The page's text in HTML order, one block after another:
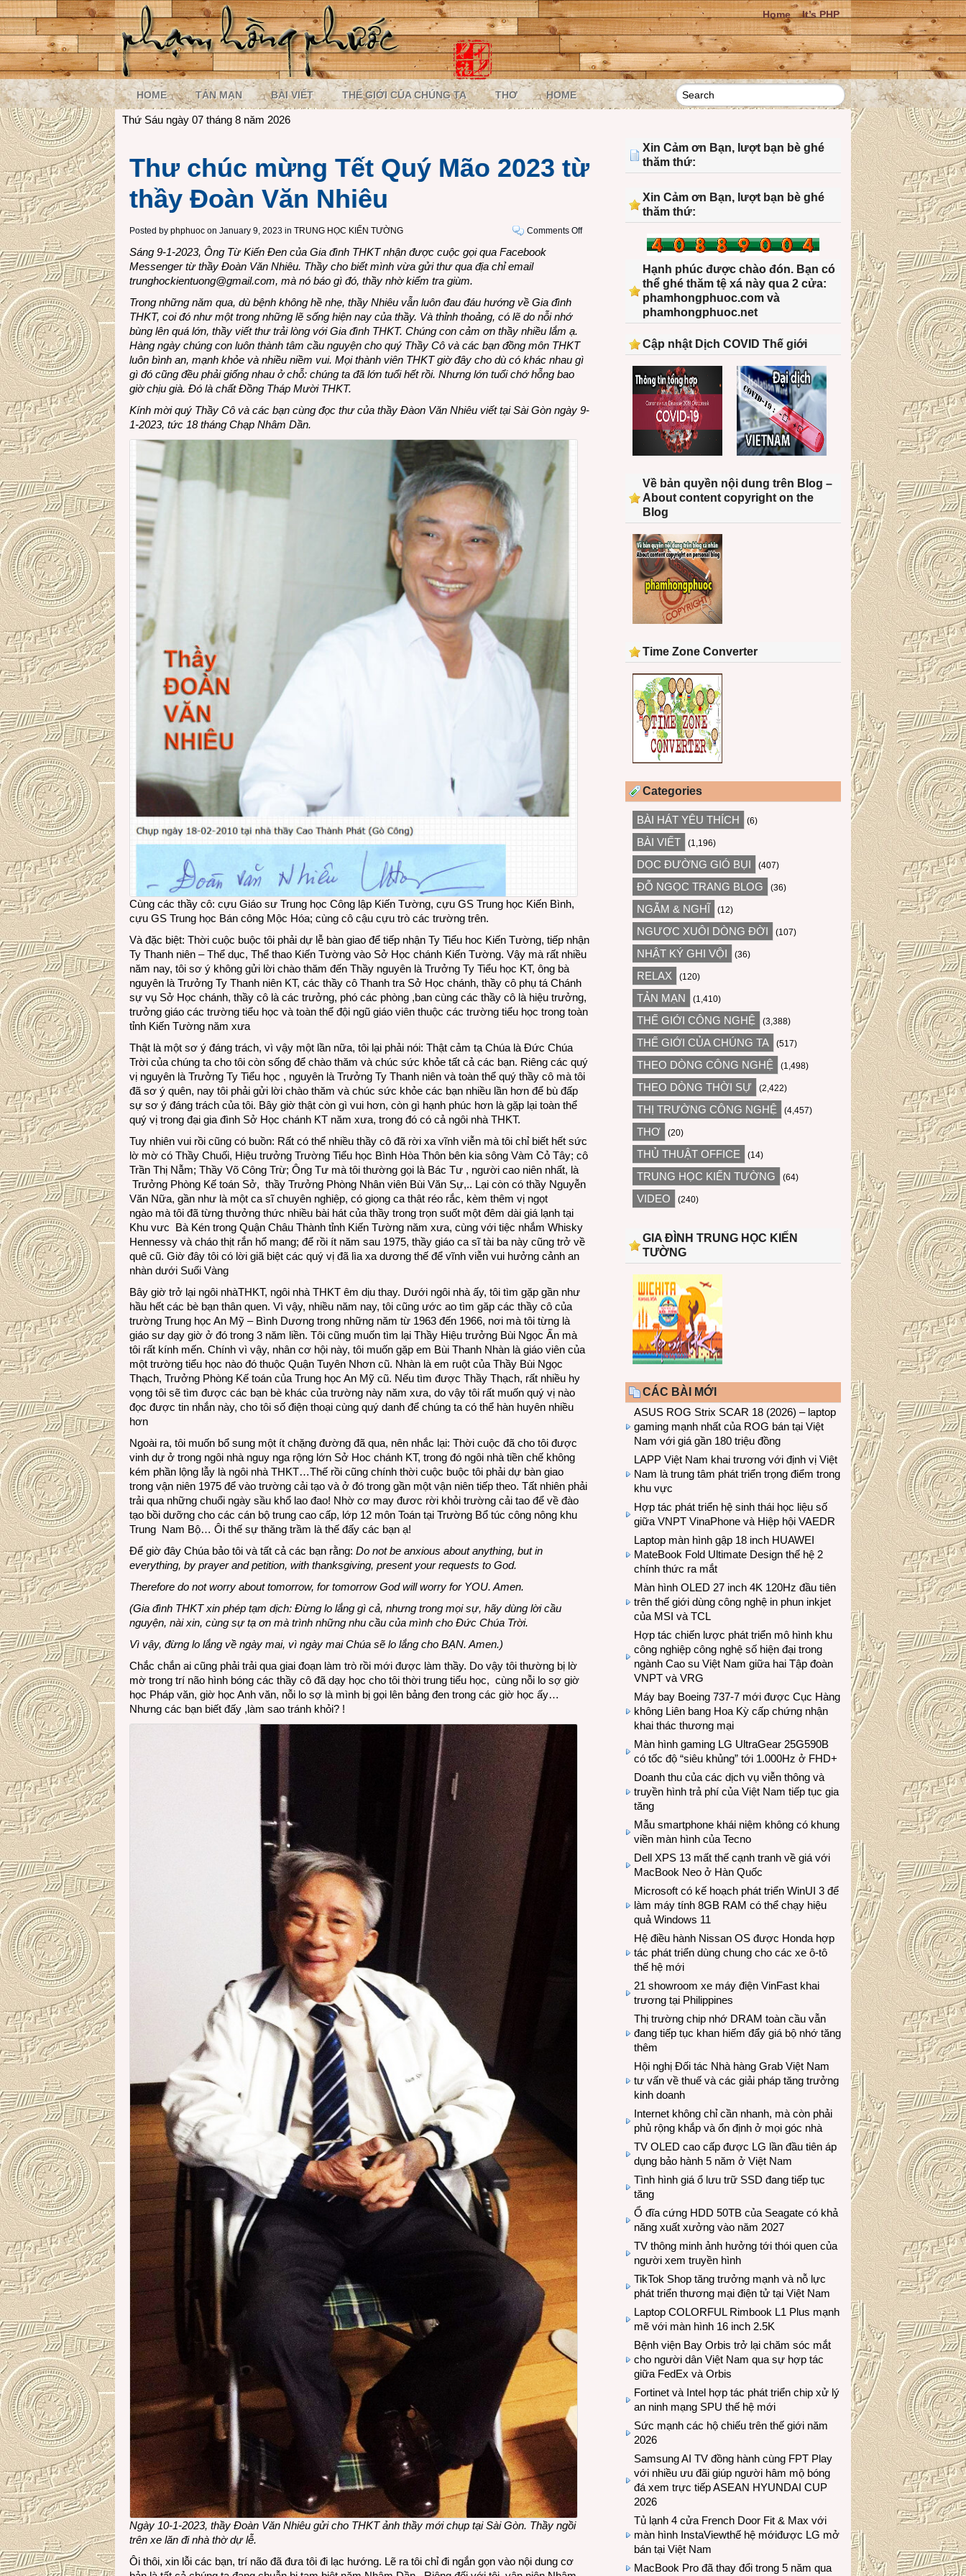
Home It’s PHP
HOME TẢN MẠN BÀI VIẾT THẾ GIỚI CỦA CHÚNG TA THƠ HOME
Thứ Sáu ngày 07 tháng 8 năm 2026
Thư chúc mừng Tết Quý Mão 2023 từ
thầy Đoàn Văn Nhiêu
Posted by phphuoc on January 9, 2023 in TRUNG HỌC KIẾN TƯỜNG Comments Offon
thầy
Sáng 9-1-2023, Ông Từ Kiến Đen của Gia đình THKT nhận được cuộc gọi qua Facebook
Messenger từ thầy Đoàn Văn Nhiêu. Thầy cho biết mình vừa gửi thư qua địa chỉ email
trunghockientuong@gmail.com, mà nó báo gì đó, thầy nhờ kiểm tra giùm.
Trong những năm qua, dù bệnh không hề nhẹ, thầy Nhiêu vẫn luôn đau đáu hướng về Gia đình
THKT, coi đó như một trong những lẽ sống hiện nay của thầy. Và thỉnh thoảng, có lẽ do nỗi nhớ
bùng lên quá lớn, thầy viết thư trải lòng với Gia đình THKT. Chúng con cảm ơn thầy nhiều lắm ạ.
Hàng ngày chúng con luôn thành tâm cầu nguyện cho quý Thầy Cô và các bạn đồng môn THKT
luôn bình an, mạnh khỏe và nhiều niềm vui. Mọi thành viên THKT giờ đây cho dù có khác nhau gì
gì đó cũng đều phải giống nhau ở chỗ: chúng ta đã lớn tuổi hết rồi. Nhưng lớn tuổi chớ hỗng bao
giờ chịu già. Đó là chất Đồng Tháp Mười THKT.
Kính mời quý Thầy Cô và các bạn cùng đọc thư của thầy Đàon Văn Nhiêu viết tại Sài Gòn ngày 9-
1-2023, tức 18 tháng Chạp Nhâm Dần.
Cùng các thầy cô: cựu Giáo sư Trung học Công lập Kiến Tường, cựu GS Trung học Kiến Bình,
cựu GS Trung học Bán công Mộc Hóa; cùng cô cậu cựu trò các trường trên.
Và đặc biệt: Thời cuộc buộc tôi phải dự lễ bàn giao để tiếp nhận Ty Tiểu hoc Kiến Tường, tiếp nhận
Ty Thanh niên – Thể dục, Thể thao Kiến Tường vào Sở Học chánh Kiến Tường. Vậy mà rất nhiều
năm nay, tôi sơ ý không gửi lời chào thăm đến Thầy nguyên là Trưởng Ty Tiểu học KT, ông bà
nguyên là Trưởng Ty Thanh niên KT, các thầy cô Thanh tra Sở Học chánh, thầy cô phụ tá Chánh
sự vụ Sở Học chánh, thầy cô là các trưởng, phó các phòng ,ban cùng các thầy cô là hiệu trưởng,
trưởng giáo các trường tiểu học và toàn thể đội ngũ giáo viên thuộc các trường tiểu học trong toàn
tỉnh Kiến Tường năm xưa
Thật là một sơ ý đáng trách, vì vậy một lần nữa, tôi lại phải nói: Thật cảm tạ Chúa là Đức Chúa
Trời của chúng ta cho tôi còn sống để chào thăm và chúc sức khỏe tất cả các bạn. Riêng các quý
vị nguyên là Trưởng Ty Tiểu học , nguyên là Trưởng Ty Thanh niên và toàn thể quý thầy cô mà tôi
đã sơ ý quên, nay tôi phải gửi lời chào thăm và chúc sức khỏe các bạn nhiều lần hơn để bù đấp
sự sơ ý đáng trách của tôi. Bây giờ thật còn gì vui hơn, còn gì hạnh phúc hơn là gặp lại toàn thể
quý vị trong đại gia đình Sở Học chánh KT năm xưa, trong đó có cả ngôi nhà THKT.
Tuy nhiên vui rồi cũng có buồn: Rất có thể nhiều thầy cô đã rời xa vĩnh viễn mà tôi chỉ biết hết sức
lờ mờ có Thầy Chuối, Hiệu trưởng Trường Tiểu học Bình Hòa Thôn bên kia sông Vàm Cỏ Tây; cô
Trần Thị Nẫm; Thầy Võ Công Trừ; Ông Tư mà tôi thường gọi là Bác Tư , người cao niên nhất, là
Trưởng Phòng Kế toán Sở, thầy Trưởng Phòng Nhân viên Bùi Văn Sự,.. Lại còn có thầy Nguyễn
Văn Nữa, gần như là một ca sĩ chuyên nghiệp, có giọng ca thật réo rắc, kèm thêm vị ngọt
ngào mà tôi đã từng thưởng thức nhiều bài hát của thầy trong trọn suốt một đêm dài giá lạnh tại
Khu vưc Bà Kén trong Quận Châu Thành tỉnh Kiến Tường năm xưa, cùng với tiệc nhắm Whisky
Hennessy và cháo thịt rắn hổ mang; để rồi ít năm sau 1975, thầy giáo ca sĩ tài ba này cũng trở về
quê cũ. Giờ đây tôi có lời giã biệt các quý vị đã lìa xa dương thế để vĩnh viễn vui hưởng cảnh an
nhàn dưới Suối Vàng
Bây giờ trở lại ngôi nhàTHKT, ngôi nhà THKT êm dịu thay. Dưới ngôi nhà ấy, tôi tìm gặp gần như
hầu hết các bè bạn thân quen. Vì vậy, nhiều năm nay, tôi cũng ước ao tìm găp các thầy cô của
trường Trung học An Mỹ – Bình Dương trong những năm từ 1963 đến 1966, nơi mà tôi từng là
giáo sư dạy giờ ở đó trong 3 năm liền. Tôi cũng muốn tìm lại Thầy Hiệu trưởng Bùi Ngọc Ấn mà
tôi rất kính mến. Chính vì vậy, nhân cơ hội này, tôi muốn gặp em Bùi Thanh Nhàn là giáo viên của
một trường tiểu học nào đó thuộc Quận Tuyên Nhơn cũ. Nhàn là em ruột của Thầy Bùi Ngọc
Thạch, Trưởng Phòng Kế toán của Trung học An Mỹ cũ. Nếu tìm được Thầy Thạch, rất nhiều hy
vọng tôi sẽ tìm được các bạn bè khác của trường này năm xưa, do vậy tôi rất muốn quý vị nào
đọc được tin nhắn này, cho tôi số điện thoại cùng quý danh để chúng ta có thể hàn huyên nhiều
hơn
Ngoài ra, tôi muốn bổ sung một ít chặng đường đã qua, nên nhắc lại: Thời cuộc đã cho tôi được
vinh dự ở trong ngôi nhà nguy nga rộng lớn Sở Hoc chánh KT, trong đó ngôi nhà tiền chế không
kém phần lộng lẫy là ngôi nhà THKT…Thế rồi cũng chính thời cuộc buộc tôi phải dự bàn giao
trong vận niên 1975 để vào trường cải tạo và ở đó trong gần một vận niên tiếp theo. Tất nhiên phải
trải qua những chuổi ngày sầu khổ lao đao! Nhờ cơ may đươc rời khỏi trường cải tao để về đào
tạo bồi dưỡng cho các cán bộ trung cao cấp, lớp 12 môn Toán tại Trường Bổ túc công nông khu
Trung Nam Bộ… Ôi thế sự thăng trầm là thế đấy các bạn ạ!
Để giờ đây Chúa bảo tôi và tất cả các bạn rằng: Do not be anxious about anything, but in
everything, by prayer and petition, with thanksgiving, present your requests to God.
Therefore do not worry about tomorrow, for tomorrow God will worry for YOU. Amen.
(Gia đình THKT xin phép tạm dịch: Đừng lo lắng gì cả, nhưng trong mọi sự, hãy dùng lời cầu
nguyện, nài xin, cùng sự tạ ơn mà trình những nhu cầu của mình cho Đức Chúa Trời.
Vì vậy, đừng lo lắng về ngày mai, vì ngày mai Chúa sẽ lo lắng cho BẠN. Amen.)
Chắc chắn ai cũng phải trải qua giai đoạn làm trò rồi mới được làm thầy. Do vậy tôi thường bị lờ
mờ trong trí não hình bóng các thầy cô đã dạy học cho tôi thời trung tiểu học, cùng nỗi lo sợ giờ
học Pháp văn, giờ học Anh văn, nỗi lo sợ là mình bị gọi lên bảng đen trong các giờ học ấy…
Nhưng các bạn biết đấy ,làm sao tránh khỏi? !
Ngày 10-1-2023, thầy Đoàn Văn Nhiêu gửi cho THKT ảnh thầy mới chụp tại Sài Gòn. Thầy ngồi
trên xe lăn đi nhà thờ dự lễ.
Ôi thôi, xin lỗi các bạn, trí não đã đưa tôi đi lạc hướng. Lẽ ra tôi chỉ đi ngắn gọn vào nội dung cơ
Xin Cảm ơn Bạn, lượt bạn bè ghé
thăm thứ:
Xin Cảm ơn Bạn, lượt bạn bè ghé
thăm thứ:
Hạnh phúc được chào đón. Bạn có
thể ghé thăm tệ xá này qua 2 cửa:
phamhongphuoc.com và
phamhongphuoc.net
Cập nhật Dịch COVID Thế giới
Về bản quyền nội dung trên Blog –
About content copyright on the
Blog
Time Zone Converter
Categories
BÀI HÁT YÊU THÍCH (6)
BÀI VIẾT (1,196)
DỌC ĐƯỜNG GIÓ BỤI (407)
ĐỖ NGỌC TRANG BLOG (36)
NGẪM & NGHĨ (12)
NGƯỢC XUÔI DÒNG ĐỜI (107)
NHẬT KÝ GHI VỘI (36)
RELAX (120)
TẢN MẠN (1,410)
THẾ GIỚI CÔNG NGHỆ (3,388)
THẾ GIỚI CỦA CHÚNG TA (517)
THEO DÒNG CÔNG NGHỆ (1,498)
THEO DÒNG THỜI SỰ (2,422)
THỊ TRƯỜNG CÔNG NGHỆ (4,457)
THƠ (20)
THỦ THUẬT OFFICE (14)
TRUNG HỌC KIẾN TƯỜNG (64)
VIDEO (240)
GIA ĐÌNH TRUNG HỌC KIẾN
TƯỜNG
CÁC BÀI MỚI
ASUS ROG Strix SCAR 18 (2026) – laptop
gaming mạnh nhất của ROG bán tại Việt
Nam với giá gần 180 triệu đồng
LAPP Việt Nam khai trương với định vị Việt
Nam là trung tâm phát triển trọng điểm trong
khu vực
Hợp tác phát triển hệ sinh thái học liệu số
giữa VNPT VinaPhone và Hiệp hội VAEDR
Laptop màn hình gập 18 inch HUAWEI
MateBook Fold Ultimate Design thế hệ 2
chính thức ra mắt
Màn hình OLED 27 inch 4K 120Hz đầu tiên
trên thế giới dùng công nghệ in phun inkjet
của MSI và TCL
Hợp tác chiến lược phát triển mô hình khu
công nghiệp công nghệ số hiện đại trong
ngành Cao su Việt Nam giữa hai Tập đoàn
VNPT và VRG
Máy bay Boeing 737-7 mới được Cục Hàng
không Liên bang Hoa Kỳ cấp chứng nhận
khai thác thương mại
Màn hình gaming LG UltraGear 25G590B
có tốc độ “siêu khủng” tới 1.000Hz ở FHD+
Doanh thu của các dịch vụ viễn thông và
truyền hình trả phí của Việt Nam tiếp tục gia
tăng
Mẫu smartphone khái niệm không có khung
viền màn hình của Tecno
Dell XPS 13 mất thế cạnh tranh về giá với
MacBook Neo ở Hàn Quốc
Microsoft có kế hoạch phát triển WinUI 3 để
làm máy tính 8GB RAM có thể chạy hiệu
quả Windows 11
Hệ điều hành Nissan OS được Honda hợp
tác phát triển dùng chung cho các xe ô-tô
thế hệ mới
21 showroom xe máy điện VinFast khai
trương tại Philippines
Thị trường chip nhớ DRAM toàn cầu vẫn
đang tiếp tục khan hiếm đẩy giá bộ nhớ tăng
thêm
Hội nghị Đối tác Nhà hàng Grab Việt Nam
tư vấn về thuế và các giải pháp tăng trưởng
kinh doanh
Internet không chỉ cần nhanh, mà còn phải
phủ rộng khắp và ổn định ở mọi góc nhà
TV OLED cao cấp được LG lần đầu tiên áp
dụng bảo hành 5 năm ở Việt Nam
Tình hình giá ổ lưu trữ SSD đang tiếp tục
tăng
Ổ đĩa cứng HDD 50TB của Seagate có khả
năng xuất xưởng vào năm 2027
TV thông minh ảnh hưởng tới thói quen của
người xem truyền hình
TikTok Shop tăng trưởng mạnh và nỗ lực
phát triển thương mại điện tử tại Việt Nam
Laptop COLORFUL Rimbook L1 Plus mạnh
mẽ với màn hình 16 inch 2.5K
Bệnh viện Bay Orbis trở lại chăm sóc mắt
cho người dân Việt Nam qua sự hợp tác
giữa FedEx và Orbis
Fortinet và Intel hợp tác phát triển chip xử lý
an ninh mạng SPU thế hệ mới
Sức mạnh các hộ chiếu trên thế giới năm
2026
Samsung AI TV đồng hành cùng FPT Play
với nhiều ưu đãi giúp người hâm mộ bóng
đá xem trực tiếp ASEAN HYUNDAI CUP
2026
Tủ lạnh 4 cửa French Door Fit & Max với
màn hình InstaViewthế hệ mớiđược LG mở
bán tại Việt Nam
MacBook Pro đã thay đổi trong 5 năm qua